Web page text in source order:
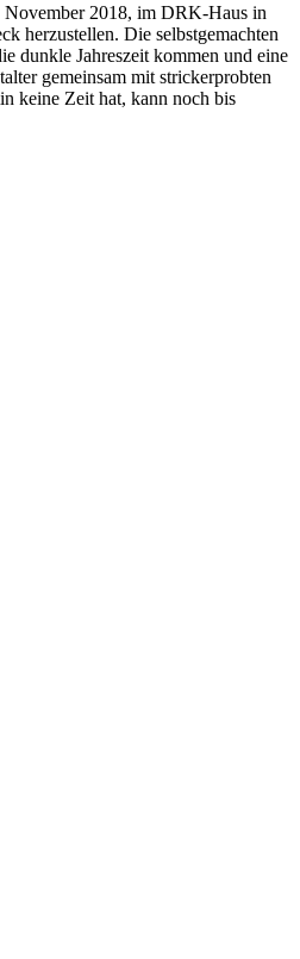
November 2018, im DRK-Haus in
herzustellen. Die selbstgemachten
dunkle Jahreszeit kommen und eine
gemeinsam mit strickerprobten
keine Zeit hat, kann noch bis